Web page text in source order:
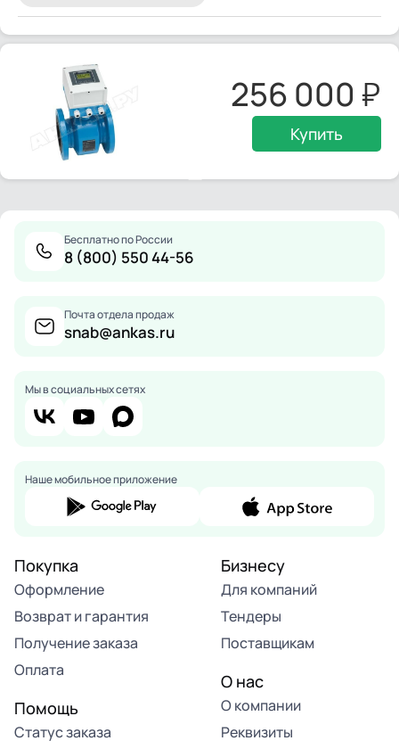
256 000
Купить
Бесплатно по России
8 (800) 550 44-56
Почта отдела продаж
snab@ankas.ru
Мы в социальных сетях
Наше мобильное приложение
Покупка
Оформление
Возврат и гарантия
Получение заказа
Оплата
Помощь
Статус заказа
Бизнесу
Для компаний
Тендеры
Поставщикам
О нас
О компании
Реквизиты